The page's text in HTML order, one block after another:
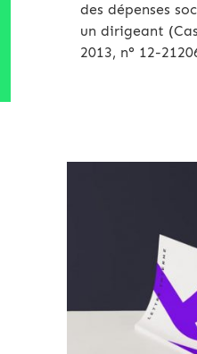
des dépenses
un dirigeant
2013, n° 12-